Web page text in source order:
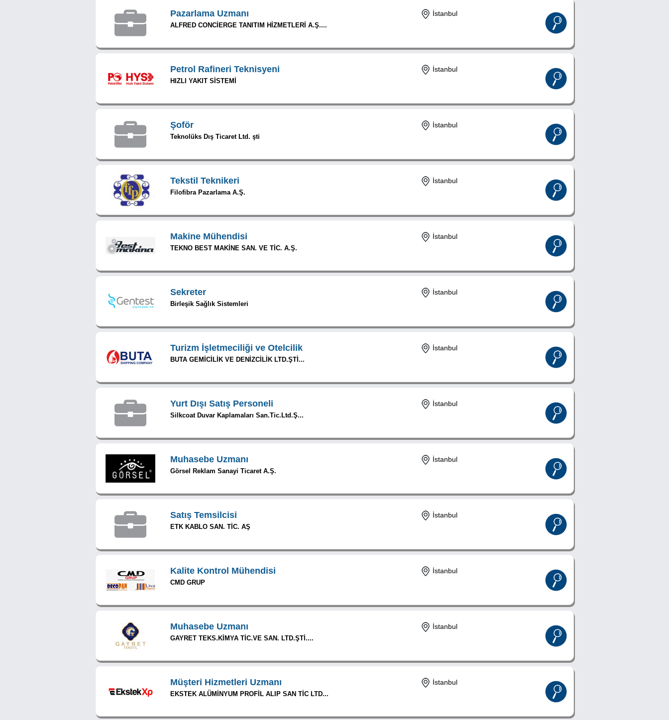
Pazarlama Uzmanı
ALFRED CONCİERGE TANITIM HİZMETLERİ A.Ş....
İstanbul
Petrol Rafineri Teknisyeni
HIZLI YAKIT SİSTEMİ
İstanbul
Şoför
Teknolüks Dış Ticaret Ltd. şti
İstanbul
Tekstil Teknikeri
Filofibra Pazarlama A.Ş.
İstanbul
Makine Mühendisi
TEKNO BEST MAKİNE SAN. VE TİC. A.Ş.
İstanbul
Sekreter
Birleşik Sağlık Sistemleri
İstanbul
Turizm İşletmeciliği ve Otelcilik
BUTA GEMİCİLİK VE DENİZCİLİK LTD.ŞTİ...
İstanbul
Yurt Dışı Satış Personeli
Silkcoat Duvar Kaplamaları San.Tic.Ltd.Ş...
İstanbul
Muhasebe Uzmanı
Görsel Reklam Sanayi Ticaret A.Ş.
İstanbul
Satış Temsilcisi
ETK KABLO SAN. TİC. AŞ
İstanbul
Kalite Kontrol Mühendisi
CMD GRUP
İstanbul
Muhasebe Uzmanı
GAYRET TEKS.KİMYA TİC.VE SAN. LTD.ŞTİ....
İstanbul
Müşteri Hizmetleri Uzmanı
EKSTEK ALÜMİNYUM PROFİL ALIP SAN TİC LTD...
İstanbul